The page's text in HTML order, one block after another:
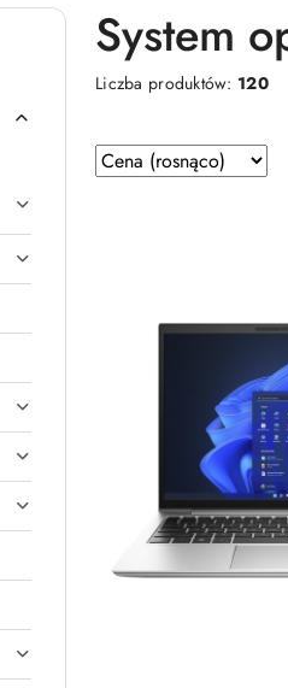
System
Liczba produktów: 120
Zastosowano
sortowanie:
Sortuj
według